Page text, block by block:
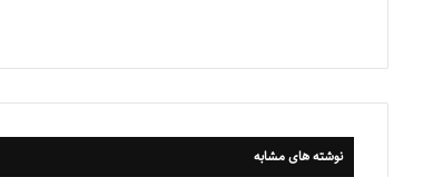
نوشته های مشابه